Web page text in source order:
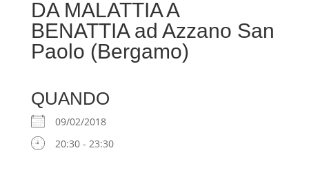
DA MALATTIA A
BENATTIA ad Azzano San
Paolo (Bergamo)
QUANDO
09/02/2018
20:30 - 23:30